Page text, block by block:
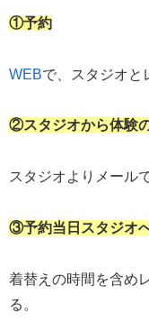
①予約
WEBで、スタジオと
②スタジオから体験
スタジオよりメール
③予約当日スタジオ
着替えの時間を含め
る。